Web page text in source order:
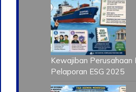
Kewajiban Perusahaan
Pelaporan ESG 2025